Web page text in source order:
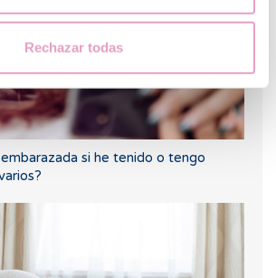
Rechazar todas
si he tenido o tengo